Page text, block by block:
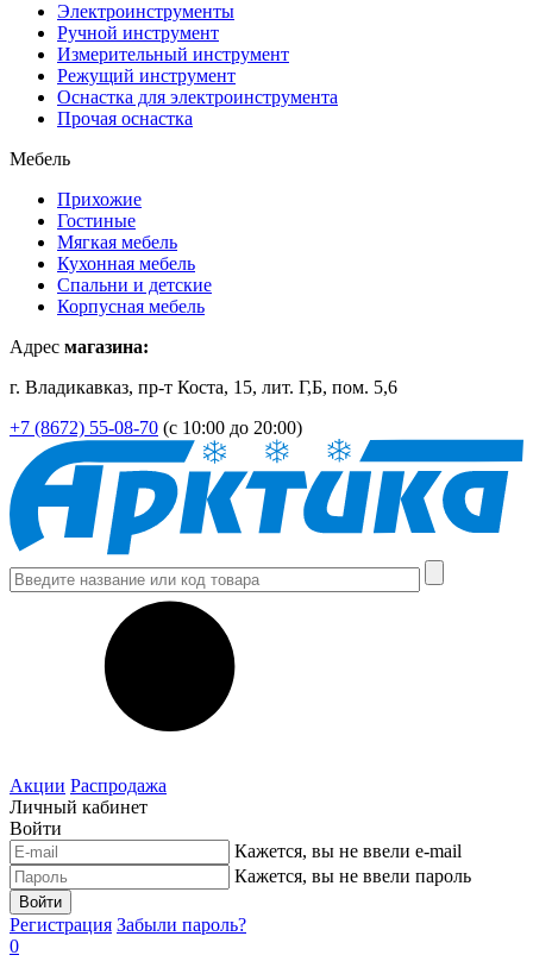
Электроинструменты
Ручной инструмент
Измерительный инструмент
Режущий инструмент
Оснастка для электроинструмента
Прочая оснастка
Мебель
Прихожие
Гостиные
Мягкая мебель
Кухонная мебель
Спальни и детские
Корпусная мебель
Адрес магазина:
г. Владикавказ, пр-т Коста, 15, лит. Г,Б, пом. 5,6
+7 (8672) 55-08-70 (с 10:00 до 20:00)
Акции Распродажа
Личный кабинет
Войти
Кажется, вы не ввели e-mail
Кажется, вы не ввели пароль
Войти
Регистрация Забыли пароль?
0